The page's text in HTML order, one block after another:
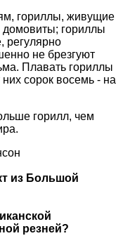
гориллы, живущие
домовиты; гориллы
регулярно
не брезгуют
Плавать гориллы
сорок восемь - на
горилл, чем
из Большой
резней?